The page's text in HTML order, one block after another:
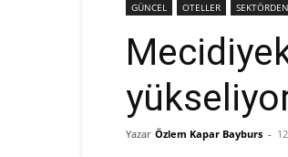
GÜNCEL OTELLER SEKTÖRDEN
Yazar Özlem Kapar Bayburs -